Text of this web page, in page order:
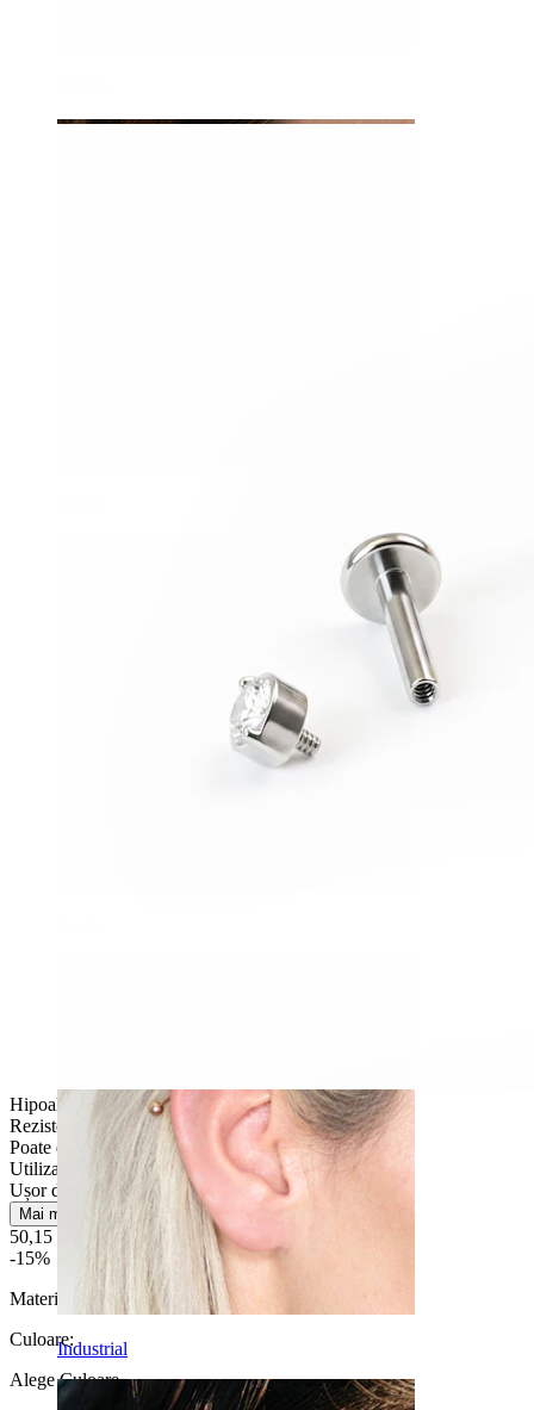
Industrial
Hipoalergenic
Rezistentă la apă
Poate dura o viață
Utilizare zilnică
Ușor de utilizat
Mai multe
50,15 Lei
59,00 Lei
-15%
Material:
Titan
Culoare:
Alege Culoare